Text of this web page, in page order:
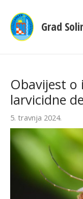
Grad
Obavijest o
larvicidne
5. travnja 2024.